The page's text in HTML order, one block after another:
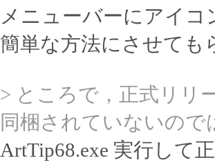
メニューバーにアイ
簡単な方法にさせても
> ところで，正式リリ
同梱されていないの
ArtTip68.exe 実行して